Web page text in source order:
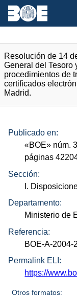
Resolución de 14
General del Tesoro
procedimientos de
certificados
Madrid.
Publicado en:
«BOE» núm.
páginas
Sección:
I.
Departamento:
Ministerio de
Referencia:
BOE-A-2004-
Permalink ELI:
https://
Otros formatos: